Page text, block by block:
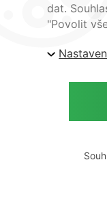
726,48 Kč
bez DPH
dat.
"Povolit